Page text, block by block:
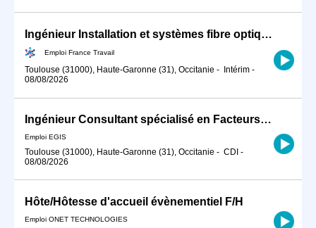
Ingénieur Installation et systèmes fibre optique H/F
Emploi France Travail
Toulouse (31000), Haute-Garonne (31), Occitanie - Intérim -
08/08/2026
Ingénieur Consultant spécialisé en Facteurs Humains H/F
Emploi EGIS
Toulouse (31000), Haute-Garonne (31), Occitanie - CDI -
08/08/2026
Hôte/Hôtesse d'accueil évènementiel F/H
Emploi ONET TECHNOLOGIES